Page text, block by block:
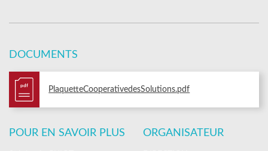
DOCUMENTS
pdf PlaquetteCooperativedesSolutions.pdf
POUR EN SAVOIR PLUS ORGANISATEUR